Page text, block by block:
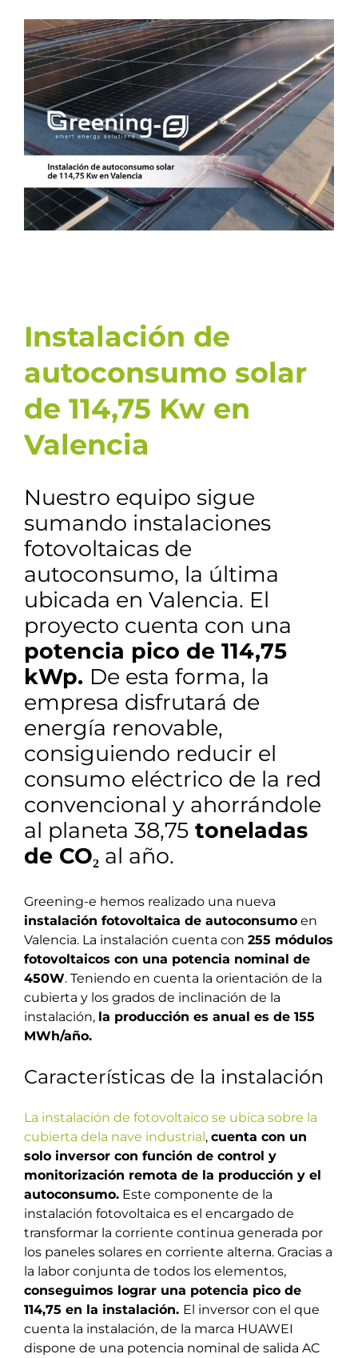
Ver
imagen
más
grande
Instalación de
autoconsumo solar
de 114,75 Kw en
Valencia
Nuestro equipo sigue
sumando instalaciones
fotovoltaicas de
autoconsumo, la última
ubicada en Valencia. El
proyecto cuenta con una
potencia pico de 114,75
kWp. De esta forma, la
empresa disfrutará de
energía renovable,
consiguiendo reducir el
consumo eléctrico de la red
convencional y ahorrándole
al planeta 38,75 toneladas
de CO₂ al año.
Greening-e hemos realizado una nueva
instalación fotovoltaica de autoconsumo en
Valencia. La instalación cuenta con 255 módulos
fotovoltaicos con una potencia nominal de
450W. Teniendo en cuenta la orientación de la
cubierta y los grados de inclinación de la
instalación, la producción es anual es de 155
MWh/año.
Características de la instalación
La instalación de fotovoltaico se ubica sobre la
cubierta dela nave industrial, cuenta con un
solo inversor con función de control y
monitorización remota de la producción y el
autoconsumo. Este componente de la
instalación fotovoltaica es el encargado de
transformar la corriente continua generada por
los paneles solares en corriente alterna. Gracias a
la labor conjunta de todos los elementos,
conseguimos lograr una potencia pico de
114,75 en la instalación. El inversor con el que
cuenta la instalación, de la marca HUAWEI
dispone de una potencia nominal de salida AC